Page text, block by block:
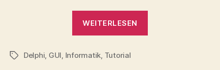
WEITERLESEN
Schlagwörter
Delphi, GUI, Informatik, Tutorial